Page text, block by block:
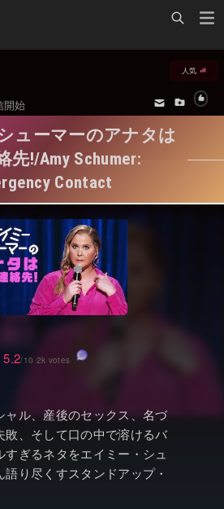
新着作品
オールジャンル
海外ドラマ・シリーズ
海外映画
国内TV番組・ドラマ
国内映画
アジアTV番組・ドラマ
アニメ
Netflixオリジナル作品
リアリティ
信終了予定の作品
外ドラマ・ラインナップ
人気ランキング
全作品ラインナップ
配信作品カスタム検索
トレンド
VOD 総合作品情報
・VOD総合News
Video
人気
開始
ューマーのアナタは
先!/Amy Schumer:
Contact
ャル、産後のセックス、名づ
敗、そして口の中で溶けるバ
すぎるネタをエイミー・シュ
り尽くすスタンドアップ・
5.2/10 2k votes